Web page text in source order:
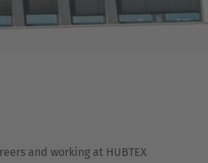
and working at HUBTEX